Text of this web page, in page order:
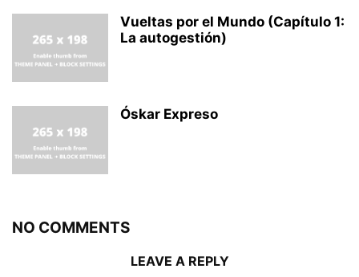
Vueltas por el Mundo (Capítulo 1:
La autogestión)
Óskar Expreso
NO COMMENTS
LEAVE A REPLY